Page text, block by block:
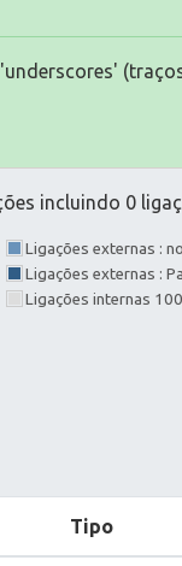
incluindo 0
Ligações externas :
Ligações externas :
Ligações internas
Tipo